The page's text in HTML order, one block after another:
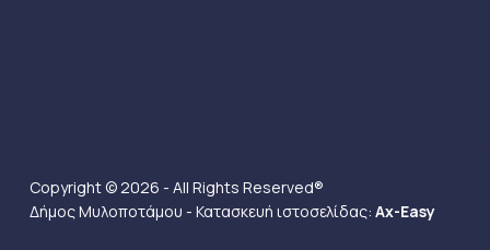
Copyright © 2026 - All Rights Reserved®
Δήμος Μυλοποτάμου - Κατασκευή ιστοσελίδας: Ax-Easy